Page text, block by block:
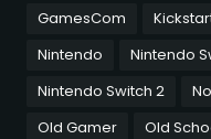
GamesCom
Nintendo
Nintendo
Nintendo Switch 2
Old Gamer
Old